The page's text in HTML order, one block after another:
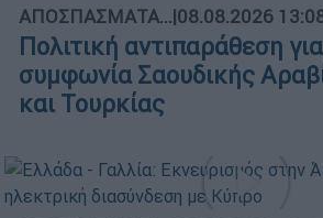
ΑΠΟΣΠΑΣΜΑΤΑ...|08.08.2026
Πολιτική αντιπαράθεση
συμφωνία Σαουδικής
και Τουρκίας